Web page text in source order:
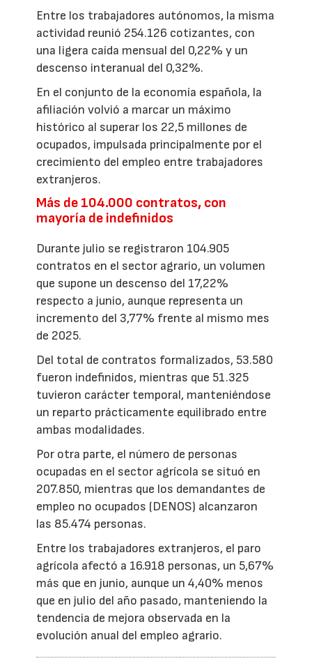
Entre los trabajadores autónomos, la misma
actividad reunió 254.126 cotizantes, con
una ligera caída mensual del 0,22% y un
descenso interanual del 0,32%.
En el conjunto de la economía española, la
afiliación volvió a marcar un máximo
histórico al superar los 22,5 millones de
ocupados, impulsada principalmente por el
crecimiento del empleo entre trabajadores
extranjeros.
Más de 104.000 contratos, con
mayoría de indefinidos
Durante julio se registraron 104.905
contratos en el sector agrario, un volumen
que supone un descenso del 17,22%
respecto a junio, aunque representa un
incremento del 3,77% frente al mismo mes
de 2025.
Del total de contratos formalizados, 53.580
fueron indefinidos, mientras que 51.325
tuvieron carácter temporal, manteniéndose
un reparto prácticamente equilibrado entre
ambas modalidades.
Por otra parte, el número de personas
ocupadas en el sector agrícola se situó en
207.850, mientras que los demandantes de
empleo no ocupados (DENOS) alcanzaron
las 85.474 personas.
Entre los trabajadores extranjeros, el paro
agrícola afectó a 16.918 personas, un 5,67%
más que en junio, aunque un 4,40% menos
que en julio del año pasado, manteniendo la
tendencia de mejora observada en la
evolución anual del empleo agrario.